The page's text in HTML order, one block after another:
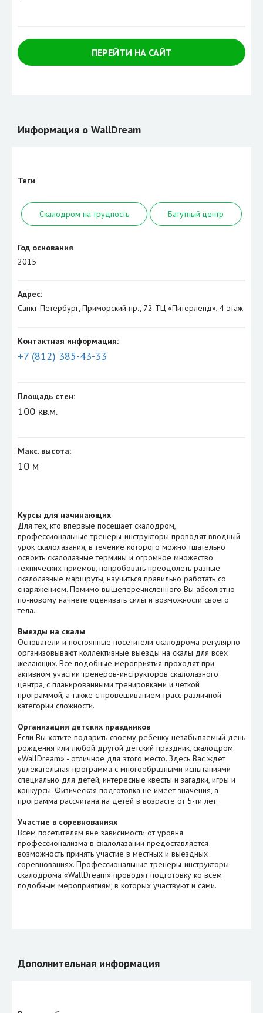
ПЕРЕЙТИ НА САЙТ
Информация о WallDream
Теги
Скалодром на трудность Батутный центр
Год основания
2015
Адрес:
Санкт-Петербург, Приморский пр., 72 ТЦ «Питерленд», 4 этаж
Контактная информация:
+7 (812) 385-43-33
Площадь стен:
100 кв.м.
Макс. высота:
10 м
Курсы для начинающих
Для тех, кто впервые посещает скалодром,
профессиональные тренеры-инструкторы проводят вводный
урок скалолазания, в течение которого можно тщательно
освоить скалолазные термины и огромное множество
технических приемов, попробовать преодолеть разные
скалолазные маршруты, научиться правильно работать со
снаряжением. Помимо вышеперечисленного Вы абсолютно
по-новому начнете оценивать силы и возможности своего
тела.
Выезды на скалы
Основатели и постоянные посетители скалодрома регулярно
организовывают коллективные выезды на скалы для всех
желающих. Все подобные мероприятия проходят при
активном участии тренеров-инструкторов скалолазного
центра, с планированными тренировками и четкой
программой, а также с провешиванием трасс различной
категории сложности.
Организация детских праздников
Если Вы хотите подарить своему ребенку незабываемый день
рождения или любой другой детский праздник, скалодром
«WallDream» - отличное для этого место. Здесь Вас ждет
увлекательная программа с многообразными испытаниями
специально для детей, интересные квесты и загадки, игры и
конкурсы. Физическая подготовка не имеет значения, а
программа рассчитана на детей в возрасте от 5-ти лет.
Участие в соревнованиях
Всем посетителям вне зависимости от уровня
профессионализма в скалолазании предоставляется
возможность принять участие в местных и выездных
соревнованиях. Профессиональные тренеры-инструкторы
скалодрома «WallDream» проводят подготовку ко всем
подобным мероприятиям, в которых участвуют и сами.
Дополнительная информация